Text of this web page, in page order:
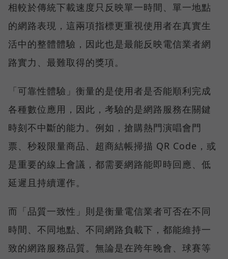
相較於傳統下載速度只反映單一時間、單一地點
的網路表現，這兩項指標更重視使用者在真實生
活中的整體體驗，因此也是最能反映電信業者網
路實力、最難取得的獎項。
「可靠性體驗」衡量的是使用者是否能順利完成
各種數位應用，因此，考驗的是網路服務在關鍵
時刻不中斷的能力。例如，搶購熱門演唱會門
票、秒殺限量商品、超商結帳掃描 QR Code，或
是重要的線上會議，都需要網路能即時回應、低
延遲且持續運作。
而「品質一致性」則是衡量電信業者可否在不同
時間、不同地點、不同網路負載下，都能維持一
致的網路服務品質。無論是在跨年晚會、球賽等